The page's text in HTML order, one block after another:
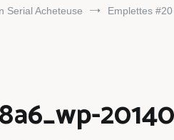
Serial Acheteuse Emplettes